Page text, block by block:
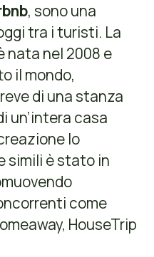
, sono una
tra i turisti. La
nata nel 2008 e
il mondo,
di una stanza
un’intera casa
lo
simili è stato in
come
HouseTrip